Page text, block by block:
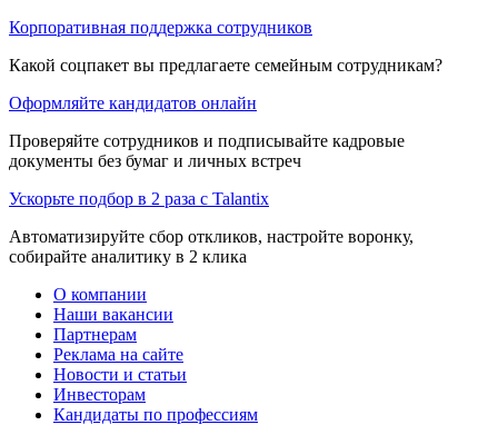
Корпоративная поддержка сотрудников
Какой соцпакет вы предлагаете семейным сотрудникам?
Оформляйте кандидатов онлайн
Проверяйте сотрудников и подписывайте кадровые
документы без бумаг и личных встреч
Ускорьте подбор в 2 раза с Talantix
Автоматизируйте сбор откликов, настройте воронку,
собирайте аналитику в 2 клика
О компании
Наши вакансии
Партнерам
Реклама на сайте
Новости и статьи
Инвесторам
Кандидаты по профессиям